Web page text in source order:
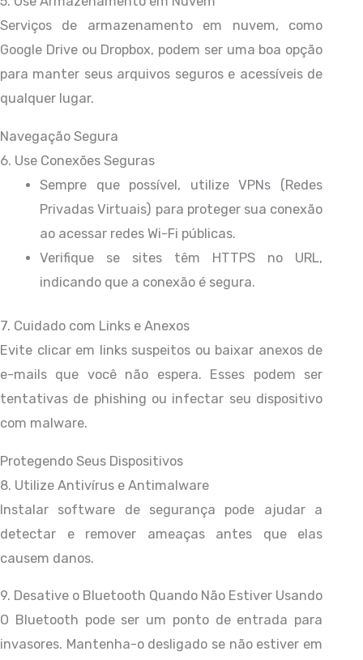
Serviços de armazenamento em nuvem, como
Google Drive ou Dropbox, podem ser uma boa opção
para manter seus arquivos seguros e acessíveis de
qualquer lugar.
Navegação Segura
6. Use Conexões Seguras
Sempre que possível, utilize VPNs (Redes
Privadas Virtuais) para proteger sua conexão
ao acessar redes Wi-Fi públicas.
Verifique se sites têm HTTPS no URL,
indicando que a conexão é segura.
7. Cuidado com Links e Anexos
Evite clicar em links suspeitos ou baixar anexos de
e-mails que você não espera. Esses podem ser
tentativas de phishing ou infectar seu dispositivo
com malware.
Protegendo Seus Dispositivos
8. Utilize Antivírus e Antimalware
Instalar software de segurança pode ajudar a
detectar e remover ameaças antes que elas
causem danos.
9. Desative o Bluetooth Quando Não Estiver Usando
O Bluetooth pode ser um ponto de entrada para
invasores. Mantenha-o desligado se não estiver em